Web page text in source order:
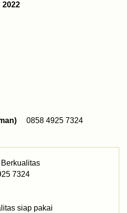
2022
0858 4925 7324
7324
siap pakai